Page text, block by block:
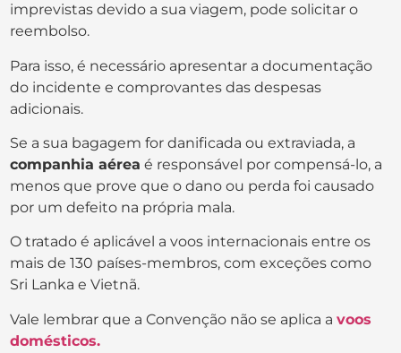
imprevistas devido a sua viagem, pode solicitar o
reembolso.
Para isso, é necessário apresentar a documentação
do incidente e comprovantes das despesas
adicionais.
Se a sua bagagem for danificada ou extraviada, a
companhia aérea é responsável por compensá-lo, a
menos que prove que o dano ou perda foi causado
por um defeito na própria mala.
O tratado é aplicável a voos internacionais entre os
mais de 130 países-membros, com exceções como
Sri Lanka e Vietnã.
Vale lembrar que a Convenção não se aplica avoos
domésticos.